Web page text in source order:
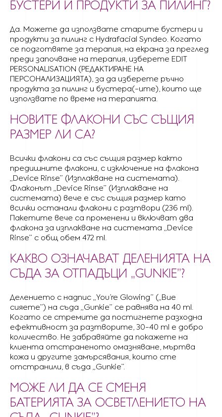
БУСТЕРИ И ПРОДУКТИ ЗА ПИЛИНГ?
Да. Можете да използвате старите бустери и
продукти за пилинг с Hydrafacial Syndeo. Когато
се подготвяте за терапия, на екрана за преглед
преди започване на терапия, изберете EDIT
PERSONALISATION (РЕДАКТИРАНЕ НА
ПЕРСОНАЛИЗАЦИЯТА), за да изберете ръчно
продукта за пилинг и бустера(-ите), които ще
използвате по време на терапията.
НОВИТЕ ФЛАКОНИ СЪС СЪЩИЯ
РАЗМЕР ЛИ СА?
Всички флакони са със същия размер както
предишните флакони, с изключение на флакона
„Device Rinse” (Изплакване на системата).
Флаконът „Device Rinse” (Изплакване на
системата) вече е със същия размер като
всички останали флакони с разтвори (236 ml).
Пакетите вече са променени и включват два
флакона за изплакване на системата „Device
Rinse” с общ обем 472 ml.
КАКВО ОЗНАЧАВАТ ДЕЛЕНИЯТА НА
СЪДА ЗА ОТПАДЪЦИ „GUNKIE”?
Делението с надпис „You’re Glowing” („Вие
сияете”) на съда „Gunkie” се равнява на 40 ml.
Когато се стремите да постигнете разходна
ефективност за разтворите, 30-40 ml е добро
количество. Не забравяйте да покажете на
клиента отстраненото омазняване, мъртва
кожа и другите замърсявания, които сте
отстранили, в съда „Gunkie”.
МОЖЕ ЛИ ДА СЕ СМЕНЯ
БАТЕРИЯТА ЗА ОСВЕТЛЕНИЕТО НА